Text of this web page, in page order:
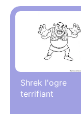
Shrek l'ogre
terrifiant